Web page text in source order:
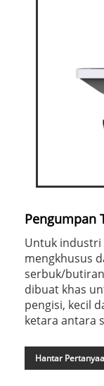
Pengumpan
Untuk industri
mengkhusus
serbuk/
dibuat khas
pengisi, kecil
ketara antara
Hantar